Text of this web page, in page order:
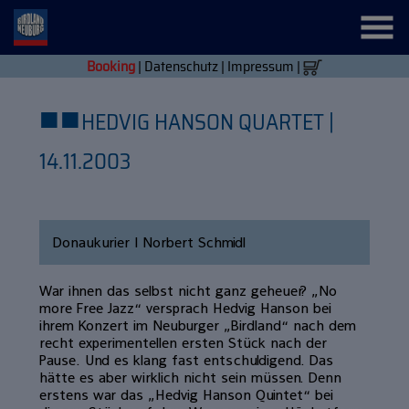
Booking| Datenschutz| Impressum |
■■HEDVIG HANSON QUARTET |
14.11.2003
Donaukurier | Norbert Schmidl
War ihnen das selbst nicht ganz geheuer? „No
more Free Jazz“ versprach Hedvig Hanson bei
ihrem Konzert im Neuburger „Birdland“ nach dem
recht experimentellen ersten Stück nach der
Pause. Und es klang fast entschuldigend. Das
hätte es aber wirklich nicht sein müssen. Denn
erstens war das „Hedvig Hanson Quintet“ bei